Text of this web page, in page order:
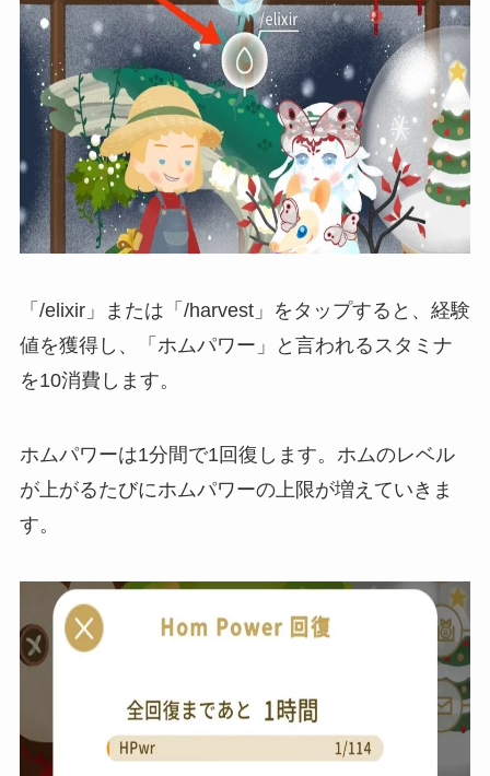
「/elixir」または「/harvest」を タップすると、経験
値を獲得し、「ホムパワー」と言われるスタミナ
を10消費します。
ホムパワーは1分間で1回復します。ホムのレベル
が上がるたびにホムパワーの上限が増えていきま
す。